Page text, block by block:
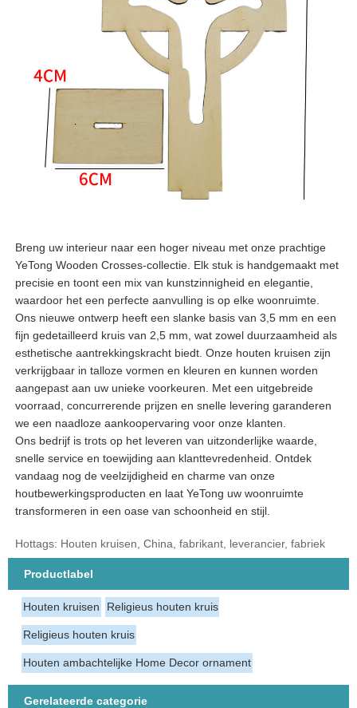
Breng uw interieur naar een hoger niveau met onze prachtige
YeTong Wooden Crosses-collectie. Elk stuk is handgemaakt met
precisie en toont een mix van kunstzinnigheid en elegantie,
waardoor het een perfecte aanvulling is op elke woonruimte.
Ons nieuwe ontwerp heeft een slanke basis van 3,5 mm en een
fijn gedetailleerd kruis van 2,5 mm, wat zowel duurzaamheid als
esthetische aantrekkingskracht biedt. Onze houten kruisen zijn
verkrijgbaar in talloze vormen en kleuren en kunnen worden
aangepast aan uw unieke voorkeuren. Met een uitgebreide
voorraad, concurrerende prijzen en snelle levering garanderen
we een naadloze aankoopervaring voor onze klanten.
Ons bedrijf is trots op het leveren van uitzonderlijke waarde,
snelle service en toewijding aan klanttevredenheid. Ontdek
vandaag nog de veelzijdigheid en charme van onze
houtbewerkingsproducten en laat YeTong uw woonruimte
transformeren in een oase van schoonheid en stijl.
Hottags: Houten kruisen, China, fabrikant, leverancier, fabriek
Productlabel
Houten kruisen Religieus houten kruis
Religieus houten kruis
Houten ambachtelijke Home Decor ornament
Gerelateerde categorie